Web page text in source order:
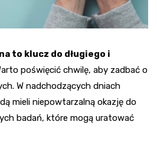
to klucz do długiego i
poświęcić chwilę, aby zadbać o
W nadchodzących dniach
mieli niepowtarzalną okazję do
badań, które mogą uratować